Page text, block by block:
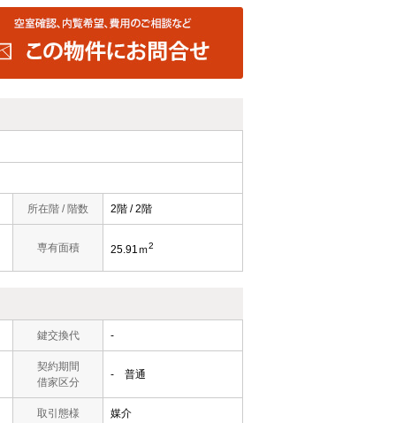
所在階 / 階数 2階 / 2階
専有面積 25.91ｍ2
鍵交換代 -
契約期間
借家区分
- 普通
取引態様 媒介